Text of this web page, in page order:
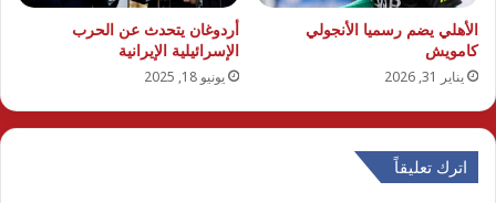
الأهلي يضم رسميا الأنجولي
كامويش
يناير 31, 2026
أردوغان يتحدث عن الحرب
الإسرائيلية الإيرانية
يونيو 18, 2025
اترك تعليقاً